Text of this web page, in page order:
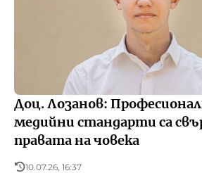
Доц. Лозанов:
медийни стандарти са
правата на човека
10.07.26, 16:37